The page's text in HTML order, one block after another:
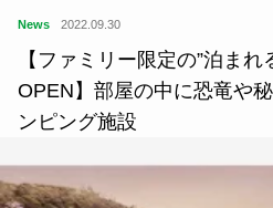
News 2022.09.30
【ファミリー限定の”泊まれ
OPEN】部屋の中に恐竜や
ンピング施設